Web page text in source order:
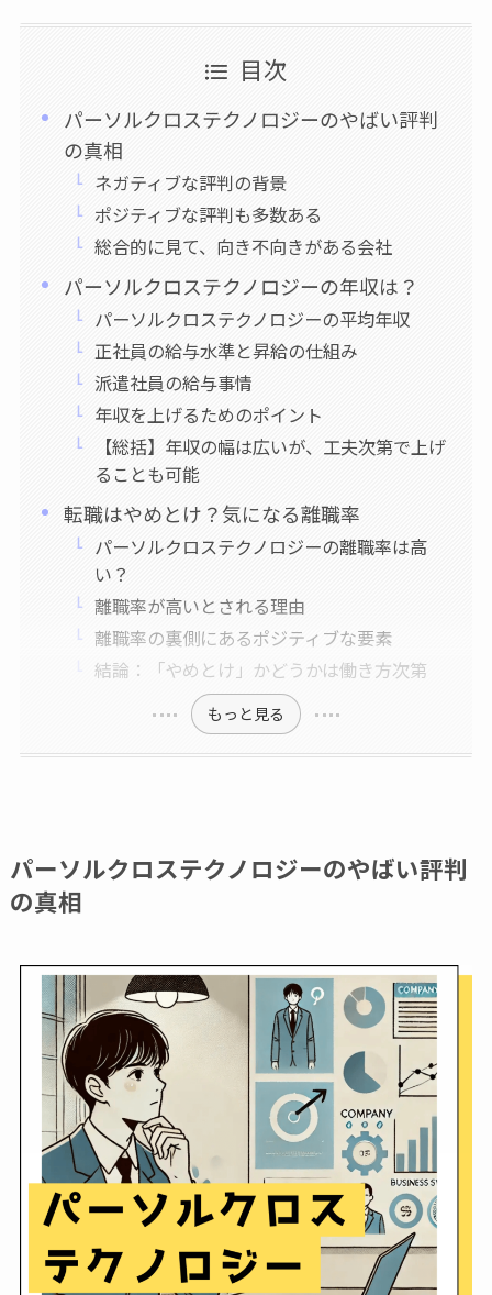
目次
パーソルクロステクノロジーのやばい評判
の真相
ネガティブな評判の背景
ポジティブな評判も多数ある
総合的に見て、向き不向きがある会社
パーソルクロステクノロジーの年収は？
パーソルクロステクノロジーの平均年収
正社員の給与水準と昇給の仕組み
派遣社員の給与事情
年収を上げるためのポイント
【総括】年収の幅は広いが、工夫次第で上げ
ることも可能
転職はやめとけ？気になる離職率
パーソルクロステクノロジーの離職率は高
い？
離職率が高いとされる理由
離職率の裏側にあるポジティブな要素
結論：「やめとけ」かどうかは働き方次第
もっと見る
パーソルクロステクノロジーのやばい評判
の真相